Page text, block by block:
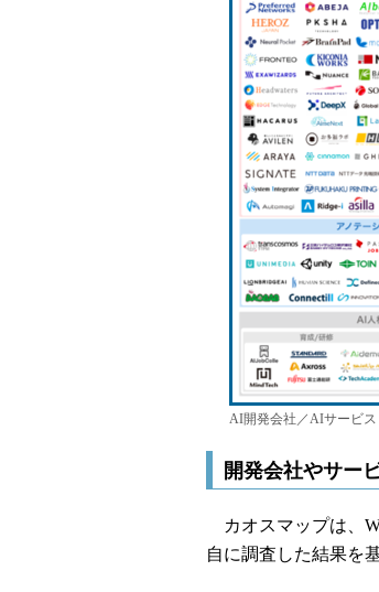
AI開発会社／AIサービ
開発会社やサー
カオスマップは、
自に調査した結果を